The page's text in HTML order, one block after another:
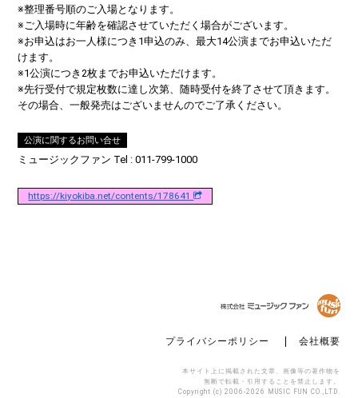
※整理番号順のご入場となります。
※ご入場時に年齢を確認させていただく場合がございます。
※お申込はお一人様につき1申込のみ、最大14公演までお申込いただ
けます。
※1公演につき2枚までお申込いただけます。
※先行受付で規定枚数に達し次第、随時受付を終了させて頂きます。
その場合、一般発売はございませんのでご了承ください。
公演に関するお問い合せ
ミュージックファン Tel : 011-799-1000
https://kiyokiba.net/contents/178641
プライバシーポリシー 会社概要
本サイト上に掲載された文章、画像等の著作物を
無断で転載・引用することを禁止します。
Copyright (c) 2006-2026 MUSIC FUN CO.,LTD.